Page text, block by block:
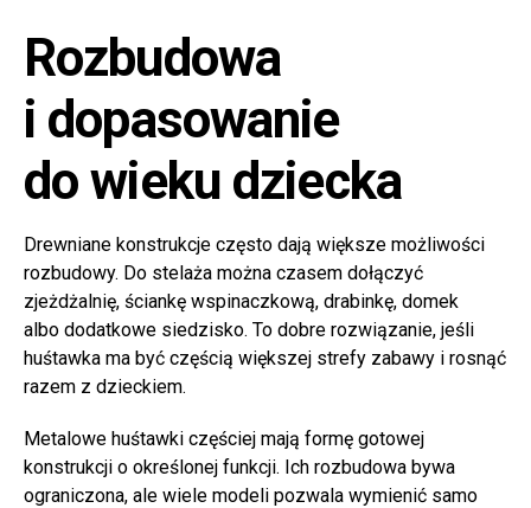
Rozbudowa
i dopasowanie
do wieku dziecka
Drewniane konstrukcje często dają większe możliwości
rozbudowy. Do stelaża można czasem dołączyć
zjeżdżalnię, ściankę wspinaczkową, drabinkę, domek
albo dodatkowe siedzisko. To dobre rozwiązanie, jeśli
huśtawka ma być częścią większej strefy zabawy i rosnąć
razem z dzieckiem.
Metalowe huśtawki częściej mają formę gotowej
konstrukcji o określonej funkcji. Ich rozbudowa bywa
ograniczona, ale wiele modeli pozwala wymienić samo